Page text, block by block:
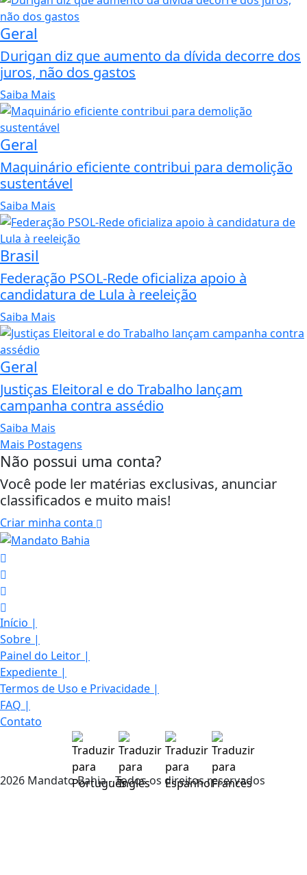
Geral
Durigan diz que aumento da dívida decorre dos
juros, não dos gastos
Saiba Mais
Geral
Maquinário eficiente contribui para demolição
sustentável
Saiba Mais
Brasil
Federação PSOL-Rede oficializa apoio à
candidatura de Lula à reeleição
Saiba Mais
Geral
Justiças Eleitoral e do Trabalho lançam
campanha contra assédio
Saiba Mais
Mais Postagens
Não possui uma conta?
Você pode ler matérias exclusivas, anunciar
classificados e muito mais!
Criar minha conta
Início |
Sobre |
Painel do Leitor |
Expediente |
Termos de Uso e Privacidade |
FAQ |
Contato
2026 Mandato Bahia - Todos os direitos reservados
Termos de Uso e Privacidade
Esse site utiliza cookies para melhorar sua